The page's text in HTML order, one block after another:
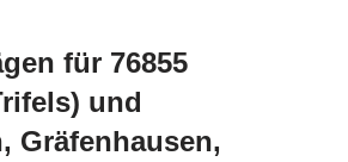
für 76855
und
Gräfenhausen,